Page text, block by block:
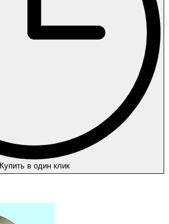
Купить в один клик